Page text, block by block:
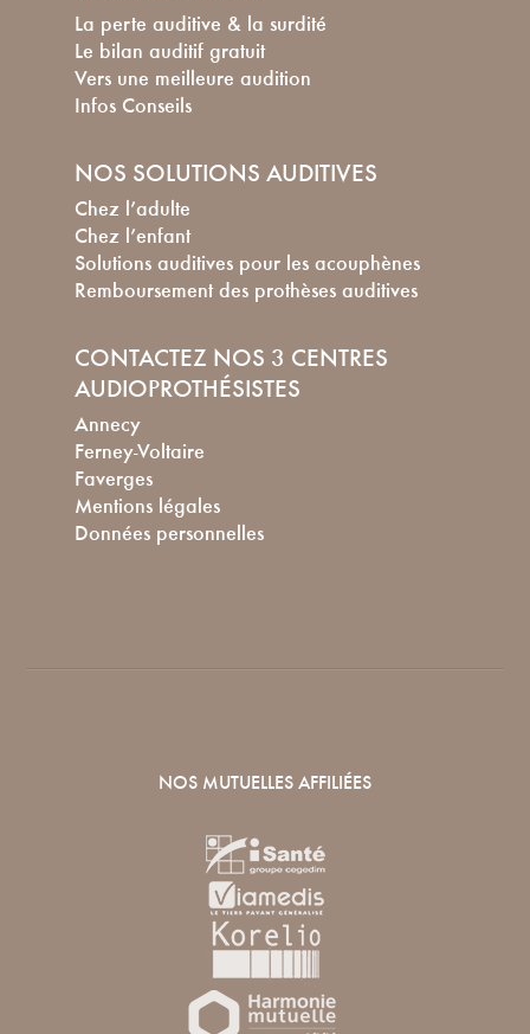
La perte auditive & la surdité
Le bilan auditif gratuit
Vers une meilleure audition
Infos Conseils
NOS SOLUTIONS AUDITIVES
Chez l’adulte
Chez l’enfant
Solutions auditives pour les acouphènes
Remboursement des prothèses auditives
CONTACTEZ NOS 3 CENTRES
AUDIOPROTHÉSISTES
Annecy
Ferney-Voltaire
Faverges
Mentions légales
Données personnelles
NOS MUTUELLES AFFILIÉES